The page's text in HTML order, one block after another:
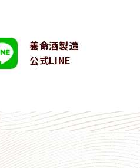
養命酒製造
公式LINE